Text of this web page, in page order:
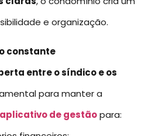
e organização.
constante
entre o síndico e os
para manter a
aplicativo de gestãopara: